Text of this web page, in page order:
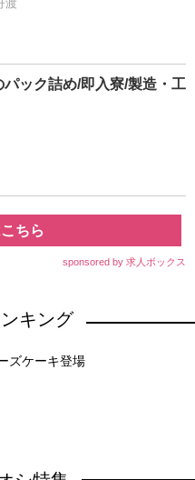
渡
パック詰め/即入寮/製造・工
ちら
sponsored by 求人ボックス
キング
ズケーキ登場